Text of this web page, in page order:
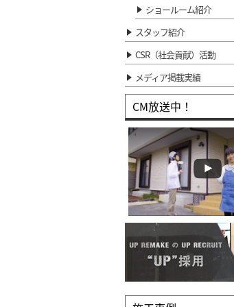
ショールーム紹介
スタッフ紹介
CSR（社会貢献）活動
メディア掲載実績
CM放送中！